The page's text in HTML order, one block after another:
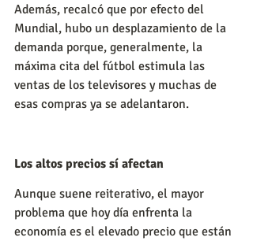
Además, recalcó que por efecto del
Mundial, hubo un desplazamiento de la
demanda porque, generalmente, la
máxima cita del fútbol estimula las
ventas de los televisores y muchas de
esas compras ya se adelantaron.
Los altos precios sí afectan
Aunque suene reiterativo, el mayor
problema que hoy día enfrenta la
economía es el elevado precio que están